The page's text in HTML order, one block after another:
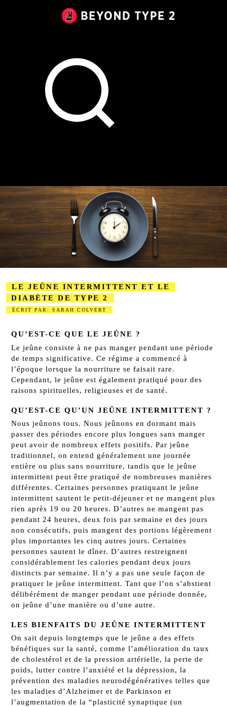
LE JEÛNE INTERMITTENT ET LE
DIABÈTE DE TYPE 2
ÉCRIT PAR: SARAH COLVERT
QU’EST-CE QUE LE JEÛNE ?
Le jeûne consiste à ne pas manger pendant une période
de temps significative. Ce régime a commencé à
l’époque lorsque la nourriture se faisait rare.
Cependant, le jeûne est également pratiqué pour des
raisons spirituelles, religieuses et de santé.
QU’EST-CE QU’UN JEÛNE INTERMITTENT ?
Nous jeûnons tous. Nous jeûnons en dormant mais
passer des périodes encore plus longues sans manger
peut avoir de nombreux effets positifs. Par jeûne
traditionnel, on entend généralement une journée
entière ou plus sans nourriture, tandis que le jeûne
intermittent peut être pratiqué de nombreuses manières
différentes. Certaines personnes pratiquant le jeûne
intermittent sautent le petit-déjeuner et ne mangent plus
rien après 19 ou 20 heures. D’autres ne mangent pas
pendant 24 heures, deux fois par semaine et des jours
non consécutifs, puis mangent des portions légèrement
plus importantes les cinq autres jours. Certaines
personnes sautent le dîner. D’autres restreignent
considérablement les calories pendant deux jours
distincts par semaine. Il n’y a pas une seule façon de
pratiquer le jeûne intermittent. Tant que l’on s’abstient
délibérément de manger pendant une période donnée,
on jeûne d’une manière ou d’une autre.
LES BIENFAITS DU JEÛNE INTERMITTENT
On sait depuis longtemps que le jeûne a des effets
bénéfiques sur la santé, comme l’amélioration du taux
de cholestérol et de la pression artérielle, la perte de
poids, lutter contre l’anxiété et la dépression, la
prévention des maladies neurodégénératives telles que
les maladies d’Alzheimer et de Parkinson et
l’augmentation de la “plasticité synaptique (un